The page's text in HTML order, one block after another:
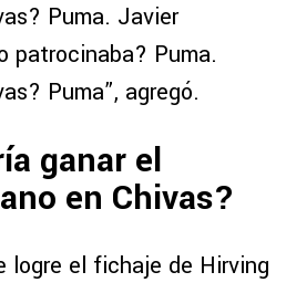
Puma. Javier
patrocinaba? Puma.
Puma”, agregó.
ganar el
en Chivas?
logre el fichaje de Hirving